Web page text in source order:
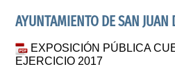
AYUNTAMIENTO DE SAN JUAN
EXPOSICIÓN PÚBLICA
EJERCICIO 2017